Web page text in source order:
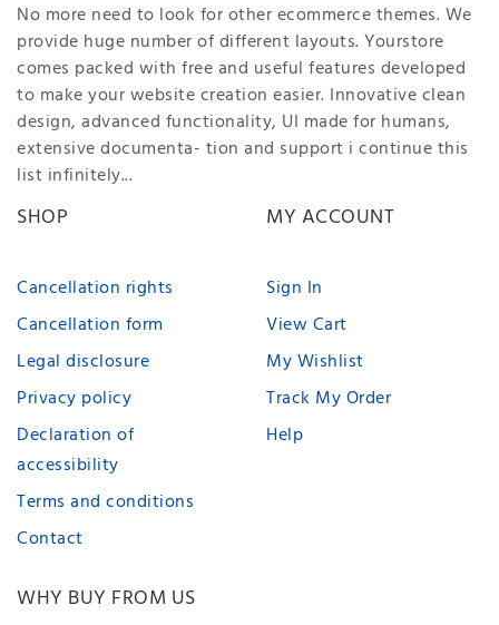
No more need to look for other ecommerce themes. We
provide huge number of different layouts. Yourstore
comes packed with free and useful features developed
to make your website creation easier. Innovative clean
design, advanced functionality, UI made for humans,
extensive documenta- tion and support i continue this
list infinitely...
SHOP
Cancellation rights
Cancellation form
Legal disclosure
Privacy policy
Declaration of
accessibility
Terms and conditions
Contact
MY ACCOUNT
Sign In
View Cart
My Wishlist
Track My Order
Help
WHY BUY FROM US